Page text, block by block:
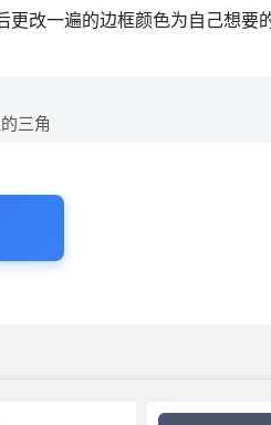
改一遍的边框颜色为自己想要
三角